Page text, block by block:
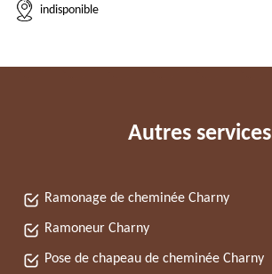
indisponible
Autres services
Ramonage de cheminée Charny
Ramoneur Charny
Pose de chapeau de cheminée Charny